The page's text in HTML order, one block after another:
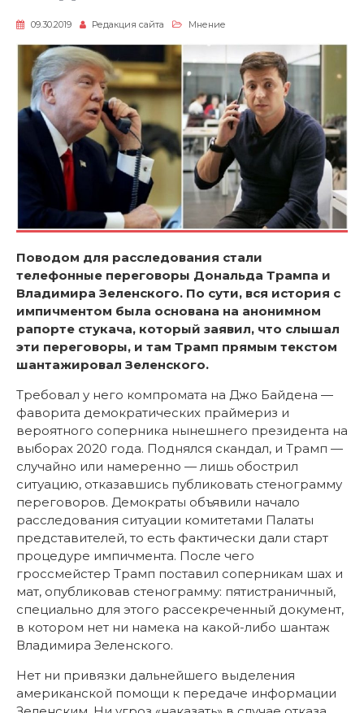
09.30.2019 Редакция сайта Мнение
Поводом для расследования стали
телефонные переговоры Дональда Трампа и
Владимира Зеленского. По сути, вся история с
импичментом была основана на анонимном
рапорте стукача, который заявил, что слышал
эти переговоры, и там Трамп прямым текстом
шантажировал Зеленского.
Требовал у него компромата на Джо Байдена —
фаворита демократических праймериз и
вероятного соперника нынешнего президента на
выборах 2020 года. Поднялся скандал, и Трамп —
случайно или намеренно — лишь обострил
ситуацию, отказавшись публиковать стенограмму
переговоров. Демократы объявили начало
расследования ситуации комитетами Палаты
представителей, то есть фактически дали старт
процедуре импичмента. После чего
гроссмейстер Трамп поставил соперникам шах и
мат, опубликовав стенограмму: пятистраничный,
специально для этого рассекреченный документ,
в котором нет ни намека на какой-либо шантаж
Владимира Зеленского.
Нет ни привязки дальнейшего выделения
американской помощи к передаче информации